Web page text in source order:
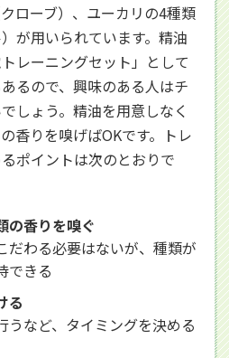
ローブ）、ユーカリの4種類
が用いられています。精油
レーニングセット」として
るので、興味のある人はチ
しょう。精油を用意しなく
香りを嗅げばOKです。トレ
ポイントは次のとおりで
の香りを嗅ぐ
だわる必要はないが、種類が
できる
る
うなど、タイミングを決める